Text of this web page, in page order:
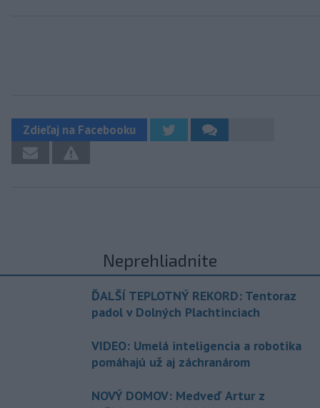
Zdieľaj na Facebooku
Neprehliadnite
ĎALŠÍ TEPLOTNÝ REKORD: Tentoraz
padol v Dolných Plachtinciach
VIDEO: Umelá inteligencia a robotika
pomáhajú už aj záchranárom
NOVÝ DOMOV: Medveď Artur z